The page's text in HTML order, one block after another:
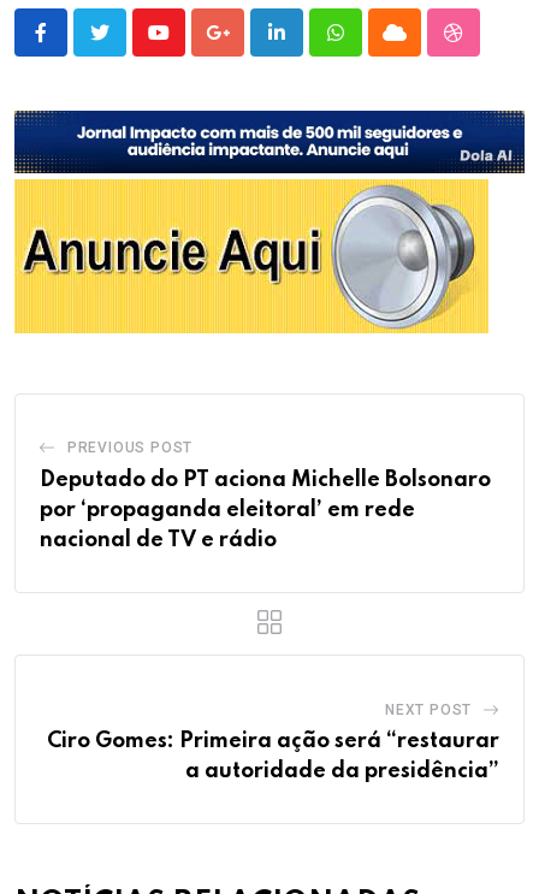
YoutubeGoogle+LinkedInWhatsappCloud
PREVIOUS POST
Deputado do PT aciona Michelle Bolsonaro
por ‘propaganda eleitoral’ em rede
nacional de TV e rádio
NEXT POST
Ciro Gomes: Primeira ação será “restaurar
a autoridade da presidência”